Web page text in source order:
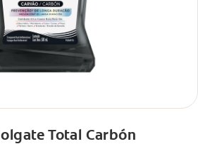
Total Carbón